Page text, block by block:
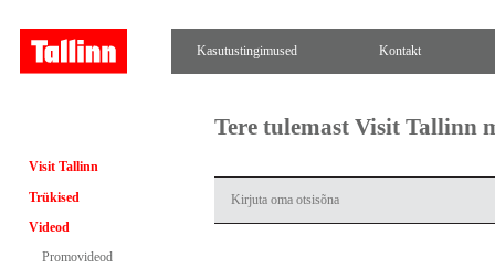
Kasutustingimused Kontakt
Visit Tallinn
Trükised
Videod
Promovideod
Tere tulemast Visit Tallinn